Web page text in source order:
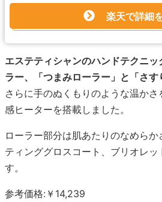
楽天で詳細
エステティシャンのハンドテクニ
ラー、「つまみローラー」と「さす
さらに手のぬくもりのような温か
感ヒーターを搭載しました。
ローラー部分は肌あたりのなめら
ティンググロスコート、ブリオレッ
す。
参考価格:￥14,239